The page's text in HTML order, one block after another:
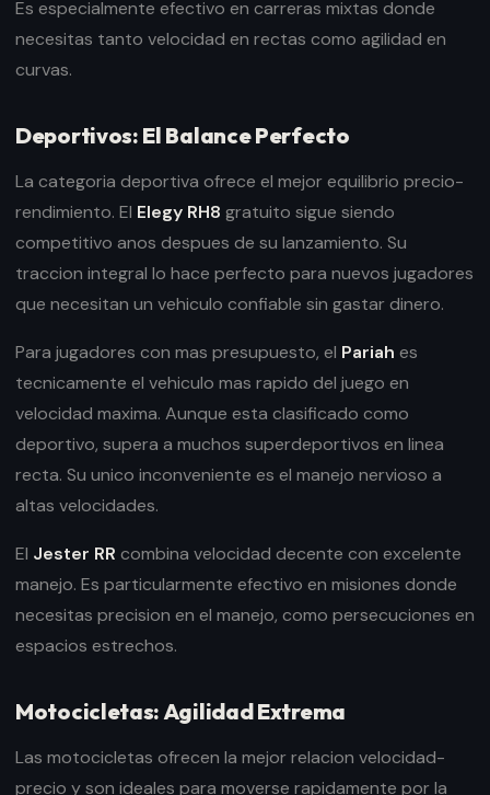
Es especialmente efectivo en carreras mixtas donde
necesitas tanto velocidad en rectas como agilidad en
curvas.
Deportivos: El Balance Perfecto
La categoria deportiva ofrece el mejor equilibrio precio-
rendimiento. El Elegy RH8 gratuito sigue siendo
competitivo anos despues de su lanzamiento. Su
traccion integral lo hace perfecto para nuevos jugadores
que necesitan un vehiculo confiable sin gastar dinero.
Para jugadores con mas presupuesto, el Pariah es
tecnicamente el vehiculo mas rapido del juego en
velocidad maxima. Aunque esta clasificado como
deportivo, supera a muchos superdeportivos en linea
recta. Su unico inconveniente es el manejo nervioso a
altas velocidades.
El Jester RR combina velocidad decente con excelente
manejo. Es particularmente efectivo en misiones donde
necesitas precision en el manejo, como persecuciones en
espacios estrechos.
Motocicletas: Agilidad Extrema
Las motocicletas ofrecen la mejor relacion velocidad-
precio y son ideales para moverse rapidamente por la